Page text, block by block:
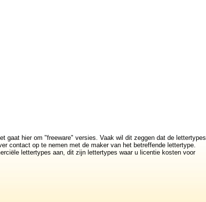
gaat hier om "freeware" versies. Vaak wil dit zeggen dat de lettertypes
contact op te nemen met de maker van het betreffende lettertype.
lettertypes aan, dit zijn lettertypes waar u licentie kosten voor